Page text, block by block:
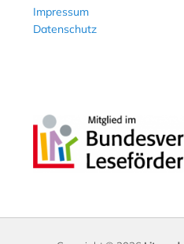
Impressum
Datenschutz